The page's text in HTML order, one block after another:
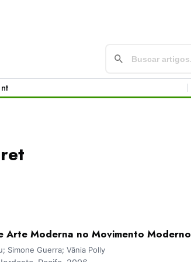
Arte Moderna no Movimento Moderno
Simone Guerra; Vânia Polly